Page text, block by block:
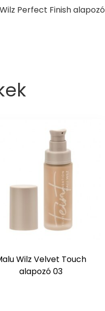
Perfect Finish
Wilz Velvet Touch
alapozó 03